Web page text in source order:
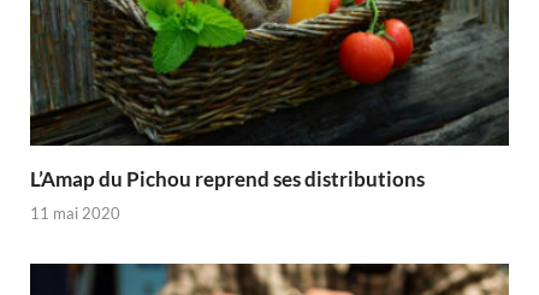
L’Amap du Pichou reprend ses distributions
11 mai 2020